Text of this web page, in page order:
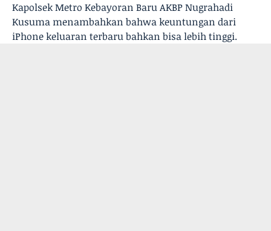
Kapolsek Metro Kebayoran Baru AKBP Nugrahadi
Kusuma menambahkan bahwa keuntungan dari
iPhone keluaran terbaru bahkan bisa lebih tinggi.